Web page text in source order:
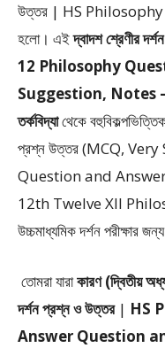
উত্তর | HS
হলো। এইদ্বাদশ শ্রেণীর
12 Philosophy
Suggestion, Notes –
তর্কবিদ্যাথেকে
প্রশ্ন উত্তর (MCQ,
Question and
12th Twelve XII
উচ্চমাধ্যমিক দর্শন পরীক্ষার
তোমরা যারাকারণ (দ্বিতীয়
দর্শন প্রশ্ন ও উত্তর| HS
Answer Question